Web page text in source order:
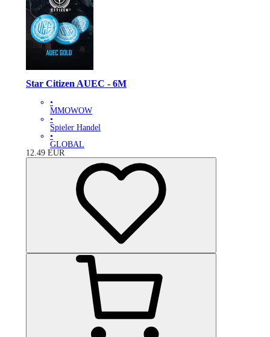
Star Citizen AUEC - 6M
•
MMOWOW
•
Spieler Handel
•
GLOBAL
12.49 EUR